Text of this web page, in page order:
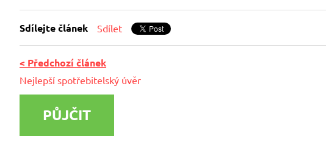
Sdílejte článek Sdílet
< Předchozí článek
Nejlepší spotřebitelský úvěr
PŮJČIT